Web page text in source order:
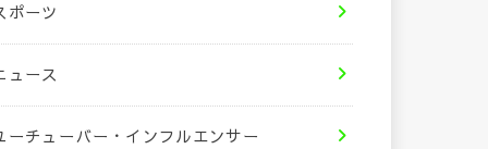
ポーツ
ュース
ーチューバー・インフルエンサー